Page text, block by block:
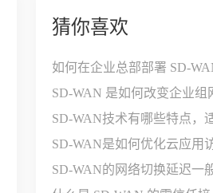
猜你喜欢
如何在企业总部部署 SD-
SD-WAN 是如何改变企业组
SD-WAN是如何优化云应用
SD-WAN的网络切换延迟一